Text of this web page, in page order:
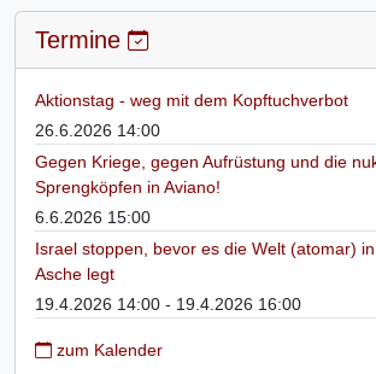
Termine
Aktionstag - weg mit dem Kopftuchverbot
26.6.2026 14:00
Gegen Kriege, gegen Aufrüstung und die
Sprengköpfen in Aviano!
6.6.2026 15:00
Israel stoppen, bevor es die Welt (atomar)
Asche legt
19.4.2026 14:00 - 19.4.2026 16:00
zum Kalender